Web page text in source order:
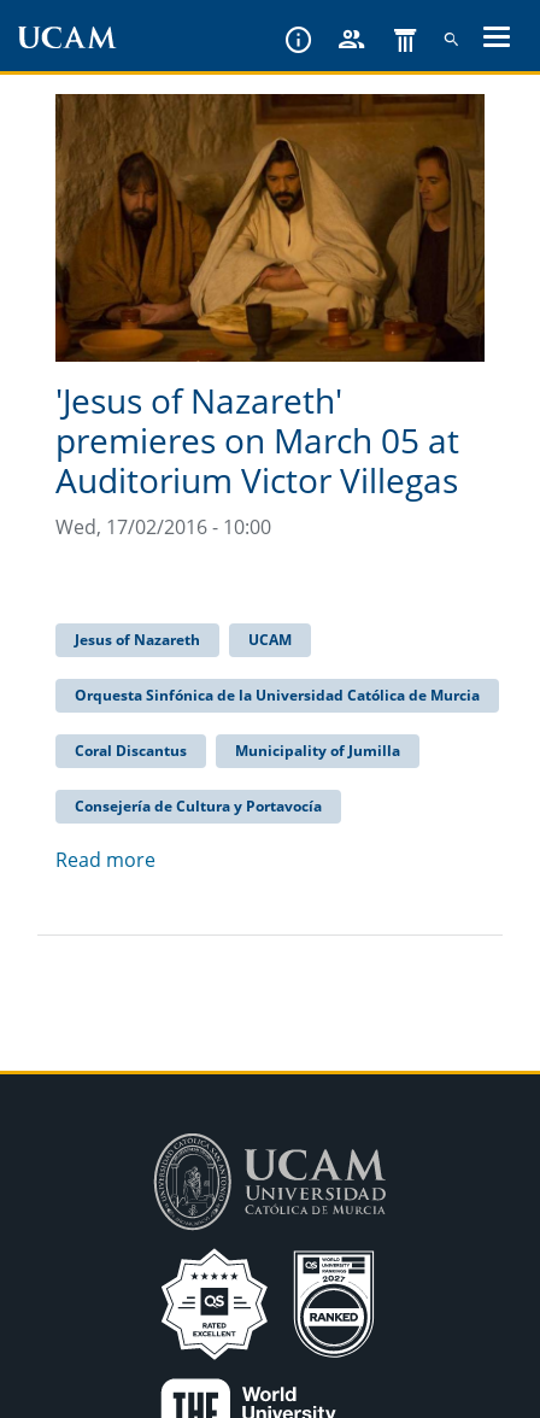
'Jesus of Nazareth'
premieres on March 05 at
Auditorium Victor Villegas
Wed, 17/02/2016 - 10:00
Jesus of Nazareth UCAM
Orquesta Sinfónica de la Universidad Católica de Murcia
Coral Discantus Municipality of Jumilla
Consejería de Cultura y Portavocía
Read more